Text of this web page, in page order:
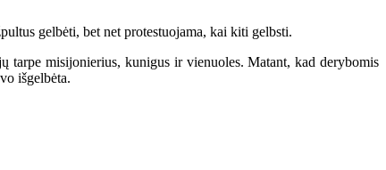
gelbėti, bet net protestuojama, kai kiti gelbsti.
misijonierius, kunigus ir vienuoles. Matant, kad derybomis
išgelbėta.